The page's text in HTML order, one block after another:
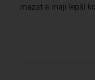
mazat a mají lepší